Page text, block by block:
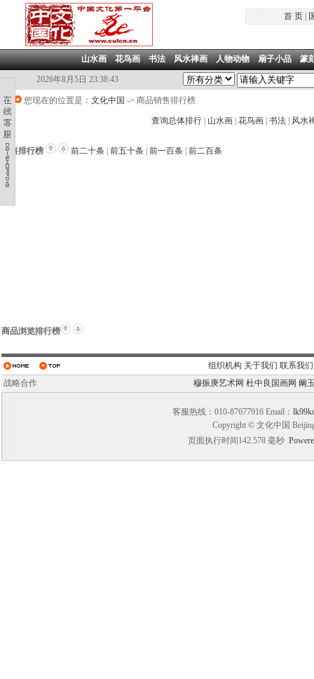
首 页|
山水画|花鸟画|书法|风水禅画|人物动物|扇子小品|篆
2026年8月5日 23:38:44
您现在的位置是： 文化中国 -> 商品销售排行榜
查询总体排行 山水画 花鸟画 书法 风水
销售排行榜 前二十条 前五十条 前一百条 前二百条
商品浏览排行榜
组织机构 关于我们 联系我们
战略合作
穆振庚艺术网 杜中良国画网 阚
客服热线：010-87677916 Email：
Copyright © 文化中国
页面执行时间142.578 毫秒